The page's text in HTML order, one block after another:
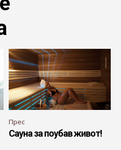
Прес
Сауна за поубав живот!